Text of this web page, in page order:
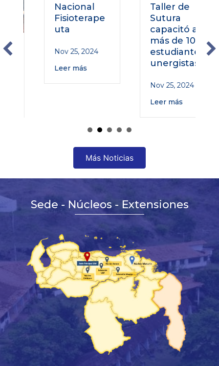
Nacional
Fisioterape
uta
Nov 25, 2024
Leer más
Taller de
Sutura
capacitó a
más de 100
estudiantes
unergistas
Nov 25, 2024
Leer más
Más Noticias
Sede - Núcleos - Extensiones